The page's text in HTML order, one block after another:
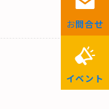
お問合せ
イベント